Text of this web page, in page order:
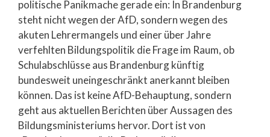
politische Panikmache gerade ein: In Brandenburg
steht nicht wegen der AfD, sondern wegen des
akuten Lehrermangels und einer über Jahre
verfehlten Bildungspolitik die Frage im Raum, ob
Schulabschlüsse aus Brandenburg künftig
bundesweit uneingeschränkt anerkannt bleiben
können. Das ist keine AfD-Behauptung, sondern
geht aus aktuellen Berichten über Aussagen des
Bildungsministeriums hervor. Dort ist von